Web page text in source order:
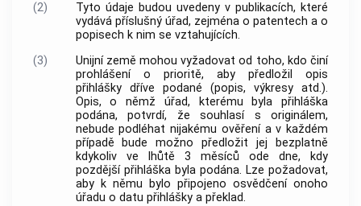
(2)
Tyto údaje budou uvedeny v publikacích, které
vydává příslušný úřad, zejména o patentech a o
popisech k nim se vztahujících.
(3)
Unijní země mohou vyžadovat od toho, kdo činí
prohlášení o prioritě, aby předložil opis
přihlášky dříve podané (popis, výkresy atd.).
Opis, o němž úřad, kterému byla přihláška
podána, potvrdí, že souhlasí s originálem,
nebude podléhat nijakému ověření a v každém
případě bude možno předložit jej bezplatně
kdykoliv ve lhůtě 3 měsíců ode dne, kdy
pozdější přihláška byla podána. Lze požadovat,
aby k němu bylo připojeno osvědčení onoho
úřadu o datu přihlášky a překlad.